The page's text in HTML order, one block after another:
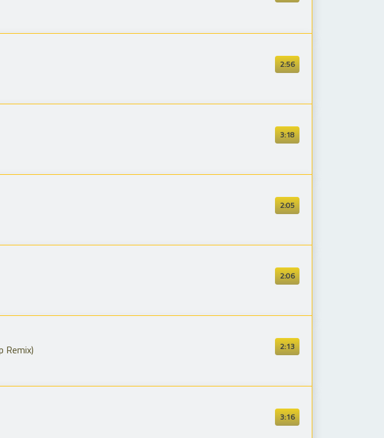
2:56
3:18
2:05
2:06
2:13
Remix)
3:16